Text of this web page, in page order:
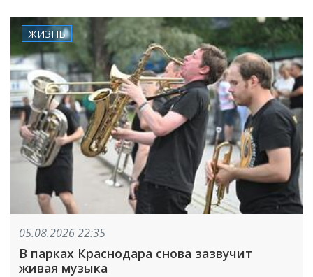
ЖИЗНЬ
05.08.2026 22:35
В парках Краснодара снова зазвучит
живая музыка